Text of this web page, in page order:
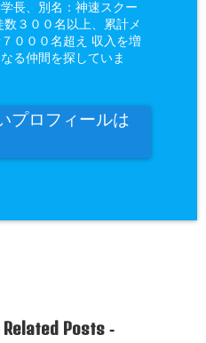
長、別名：神速スクー
数３００名以上、累計メ
０００名超え 収入を増
る仲間を探していま
プロフィールは
Related Posts-